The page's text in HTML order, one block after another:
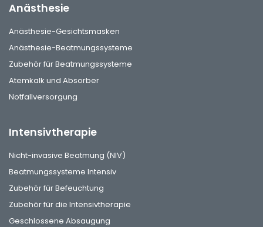
Anästhesie
Anästhesie-Gesichtsmasken
Anästhesie-Beatmungssysteme
Zubehör für Beatmungssysteme
Atemkalk und Absorber
Notfallversorgung
Intensivtherapie
Nicht-invasive Beatmung (NIV)
Beatmungssysteme Intensiv
Zubehör für Befeuchtung
Zubehör für die Intensivtherapie
Geschlossene Absaugung